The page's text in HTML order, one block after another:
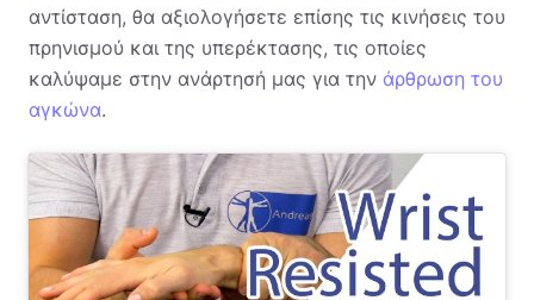
αντίσταση, θα αξιολογήσετε επίσης τις κινήσεις του
πρηνισμού και της υπερέκτασης, τις οποίες
καλύψαμε στην ανάρτησή μας για την άρθρωση του
αγκώνα.